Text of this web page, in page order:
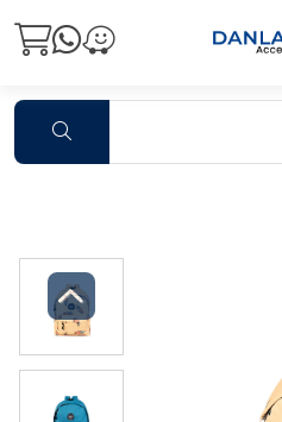
Previous